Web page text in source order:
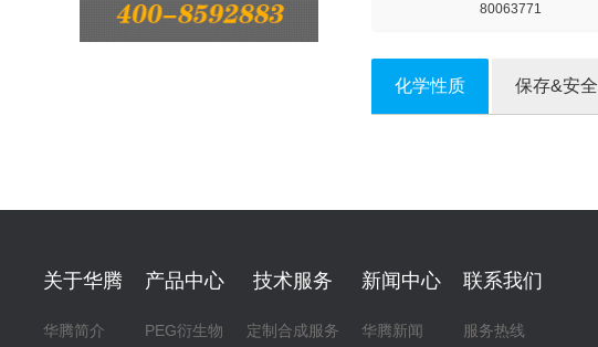
80063771
化学性质 保存&安全
关于华腾
华腾简介
产品中心
PEG衍生物
技术服务
定制合成服务
新闻中心
华腾新闻
联系我们
服务热线